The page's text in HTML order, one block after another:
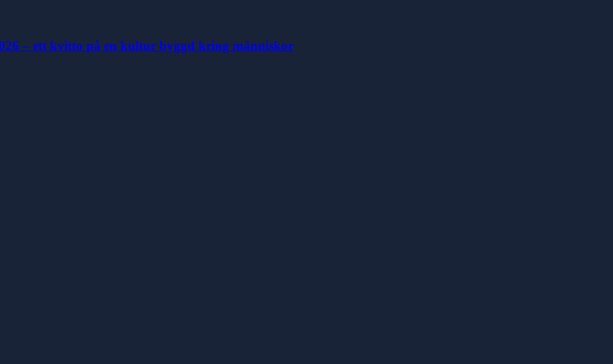
– ett kvitto på en kultur byggd kring människor